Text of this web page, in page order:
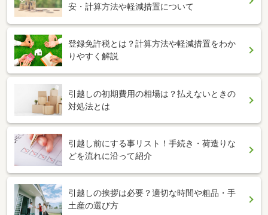
安・計算方法や軽減措置について
登録免許税とは？計算方法や軽減措置をわか
りやすく解説
引越しの初期費用の相場は？払えないときの
対処法とは
引越し前にする事リスト！手続き・荷造りな
どを流れに沿って紹介
引越しの挨拶は必要？適切な時間や粗品・手
土産の選び方